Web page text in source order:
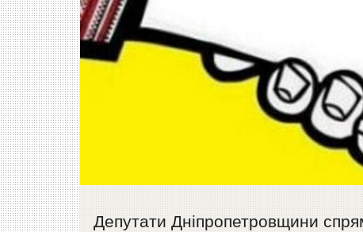
Депутати Дніпропетровщини